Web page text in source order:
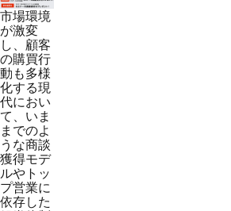
市場環境
が激変
し、顧客
の購買行
動も多様
化する現
代におい
て、いま
までのよ
うな商談
獲得モデ
ルやトッ
プ営業に
依存した